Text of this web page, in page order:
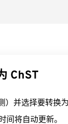
ChST
）并选择要转换为
间将自动更新。